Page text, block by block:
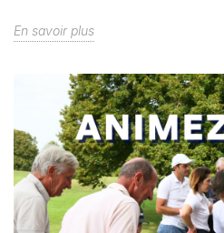
En savoir plus